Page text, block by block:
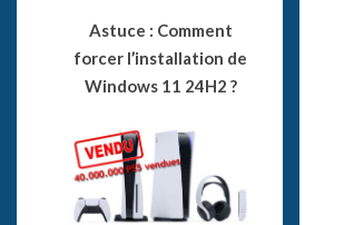
Astuce : Comment
forcer l’installation de
Windows 11 24H2 ?